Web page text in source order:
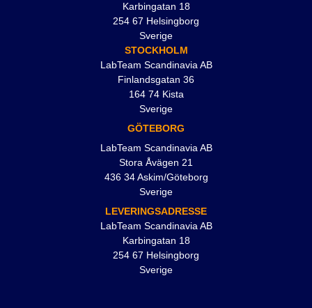
Karbingatan 18
254 67 Helsingborg
Sverige
STOCKHOLM
LabTeam Scandinavia AB
Finlandsgatan 36
164 74 Kista
Sverige
GÖTEBORG
LabTeam Scandinavia AB
Stora Åvägen 21
436 34 Askim/Göteborg
Sverige
LEVERINGSADRESSE
LabTeam Scandinavia AB
Karbingatan 18
254 67 Helsingborg
Sverige